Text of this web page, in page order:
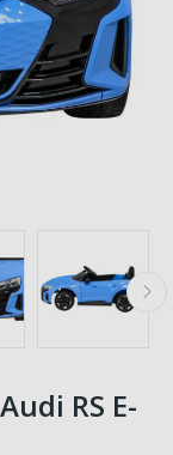
RS E-